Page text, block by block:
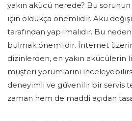
yakın akücü nerede? Bu sorunun
için oldukça önemlidir. Akü
tarafından yapılmalıdır. Bu
bulmak önemlidir. İnternet
dizinlerden, en yakın akücülerin
müşteri yorumlarını
deneyimli ve güvenilir bir servis
zaman hem de maddi açıdan